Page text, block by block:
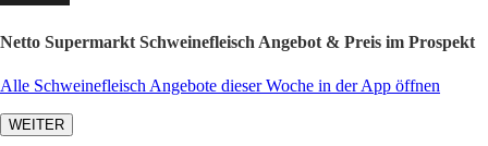
Netto Supermarkt Schweinefleisch Angebot & Preis im Prospekt
Alle Schweinefleisch Angebote dieser Woche in der App öffnen
WEITER